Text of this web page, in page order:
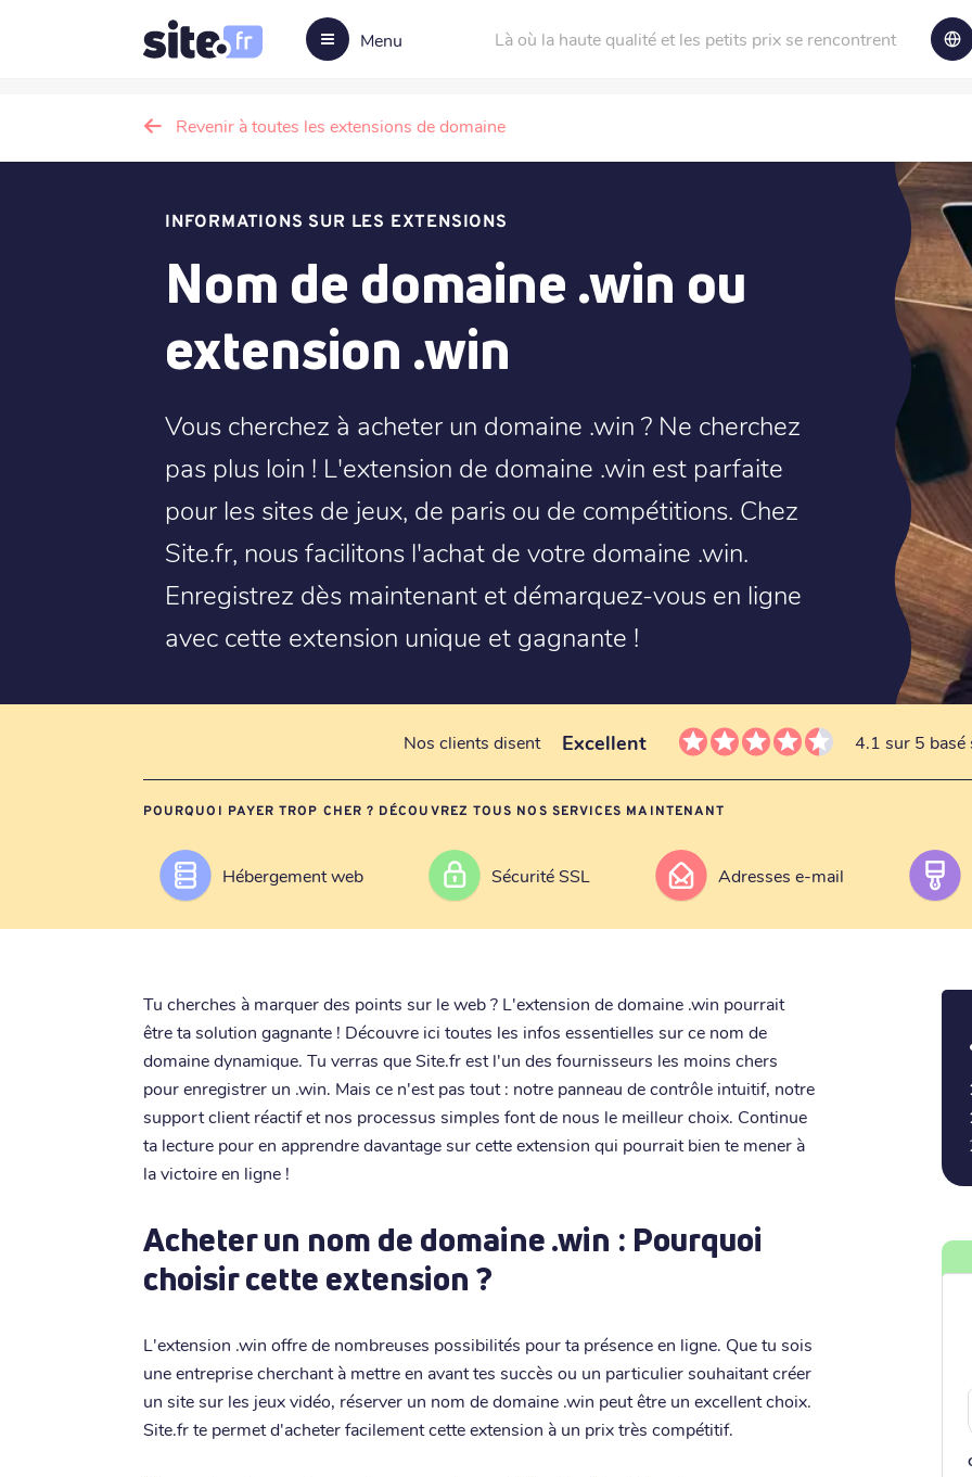
Menu Là où la haute qualité et les petits prix se rencontrent
Revenir à toutes les extensions de domaine
INFORMATIONS SUR LES EXTENSIONS
Nom de domaine .win ou
extension .win
Vous cherchez à acheter un domaine .win ? Ne cherchez
pas plus loin ! L'extension de domaine .win est parfaite
pour les sites de jeux, de paris ou de compétitions. Chez
Site.fr, nous facilitons l'achat de votre domaine .win.
Enregistrez dès maintenant et démarquez-vous en ligne
avec cette extension unique et gagnante !
Nos clients disent Excellent 4.1 sur 5 basé
POURQUOI PAYER TROP CHER ? DÉCOUVREZ TOUS NOS SERVICES MAINTENANT
Hébergement web Sécurité SSL Adresses e-mail
Tu cherches à marquer des points sur le web ? L'extension de domaine .win pourrait
être ta solution gagnante ! Découvre ici toutes les infos essentielles sur ce nom de
domaine dynamique. Tu verras que Site.fr est l'un des fournisseurs les moins chers
pour enregistrer un .win. Mais ce n'est pas tout : notre panneau de contrôle intuitif, notre
support client réactif et nos processus simples font de nous le meilleur choix. Continue
ta lecture pour en apprendre davantage sur cette extension qui pourrait bien te mener à
la victoire en ligne !
Acheter un nom de domaine .win : Pourquoi
choisir cette extension ?
L'extension .win offre de nombreuses possibilités pour ta présence en ligne. Que tu sois
une entreprise cherchant à mettre en avant tes succès ou un particulier souhaitant créer
un site sur les jeux vidéo, réserver un nom de domaine .win peut être un excellent choix.
Site.fr te permet d'acheter facilement cette extension à un prix très compétitif.